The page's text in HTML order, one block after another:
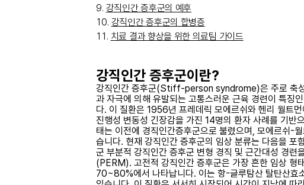
강직인간 증후군의 예후
강직인간 증후군의 합병증
치료 결과 향상을 위한 의료팀 가이드
강직인간 증후군이란?
강직인간 증후군(Stiff-person syndrome)은 주로 축
과 자극에 의해 유발되는 고통스러운 근육 경련이 특징
다. 이 질환은 1956년 프레데릭 모에르쉬와 헨리 월트
진행성 변동성 긴장감을 가진 14명의 환자 사례를 기반
태는 이전에 경직인간증후군으로 불렸으며, 모에르쉬-
습니다. 현재 강직인간 증후군의 임상 분류는 다음을 포
군 부분적 강직인간 증후군 변형 경직 및 근간대성 경련
(PERM). 고전적 강직인간 증후군은 가장 흔한 임상 형
70~80%에서 나타납니다. 이는 항-글루탐산 탈탄산효